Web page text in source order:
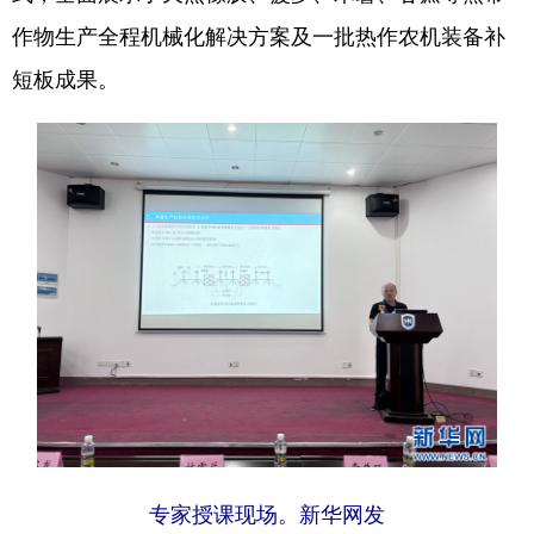
作物生产全程机械化解决方案及一批热作农机装备补
短板成果。
专家授课现场。新华网发